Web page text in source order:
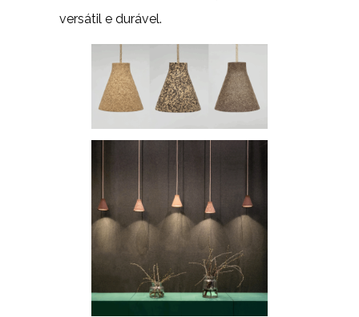
versátil e durável.